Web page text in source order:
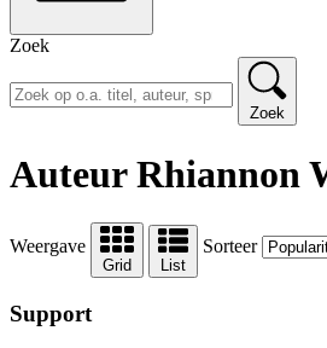
Zoek
Zoek
Auteur Rhiannon
Weergave
Grid List
Sorteer
Support